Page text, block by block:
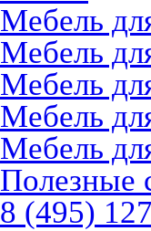
Мебель
Мебель
Мебель
Мебель
Мебель
Полезные
8 (495)